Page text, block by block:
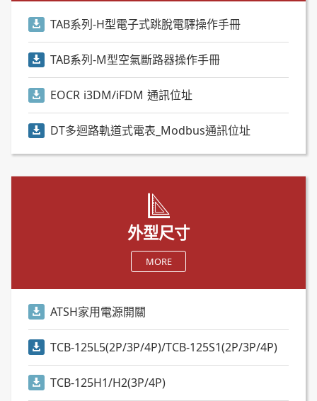
TAB系列-H型電子式跳脫電驛操作手冊
TAB系列-M型空氣斷路器操作手冊
EOCR i3DM/iFDM 通訊位址
DT多迴路軌道式電表_Modbus通訊位址
外型尺寸
MORE
ATSH家用電源開關
TCB-125L5(2P/3P/4P)/TCB-125S1(2P/3P/4P)
TCB-125H1/H2(3P/4P)